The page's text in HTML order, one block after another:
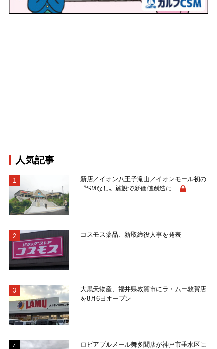
人気記事
新店／イオン八王子滝山／イオンモール初の
〝SMなし〟施設で新価値創造に...
コスモス薬品、新取締役人事を発表
大黒天物産、福井県敦賀市にラ・ムー敦賀店
を8月6日オープン
ロピアブルメール舞多聞店が神戸市垂水区に